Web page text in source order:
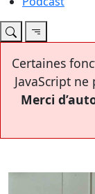
Certaines
JavaScript
Merci